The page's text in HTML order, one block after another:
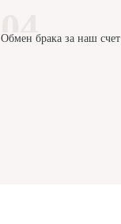
Обмен брака за наш счет